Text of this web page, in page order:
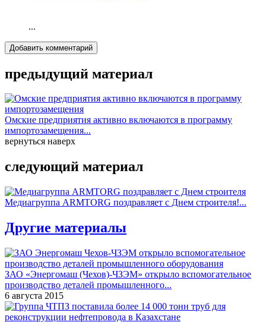
...
Добавить комментарий
предыдущий материал
Омские предприятия активно включаются в программу
импортозамещения...
вернуться наверх
следующий материал
Медиагруппа ARMTORG поздравляет с Днем строителя!...
Другие материалы
ЗАО «Энергомаш (Чехов)-ЧЗЭМ» открыло вспомогательное
производство деталей промышленного...
6 августа 2015